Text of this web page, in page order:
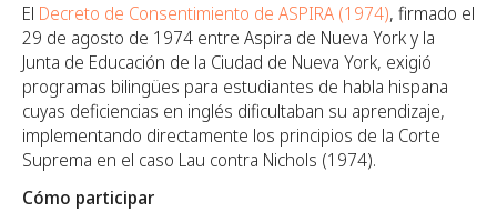
El Decreto de Consentimiento de ASPIRA (1974), firmado el
29 de agosto de 1974 entre Aspira de Nueva York y la
Junta de Educación de la Ciudad de Nueva York, exigió
programas bilingües para estudiantes de habla hispana
cuyas deficiencias en inglés dificultaban su aprendizaje,
implementando directamente los principios de la Corte
Suprema en el caso Lau contra Nichols (1974).
Cómo participar